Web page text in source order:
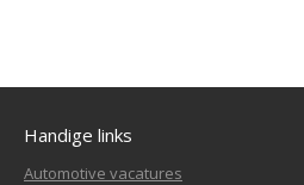
Handige links
Automotive vacatures